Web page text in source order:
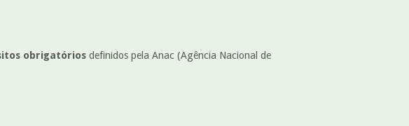
obrigatórios definidos pela Anac (Agência Nacional de